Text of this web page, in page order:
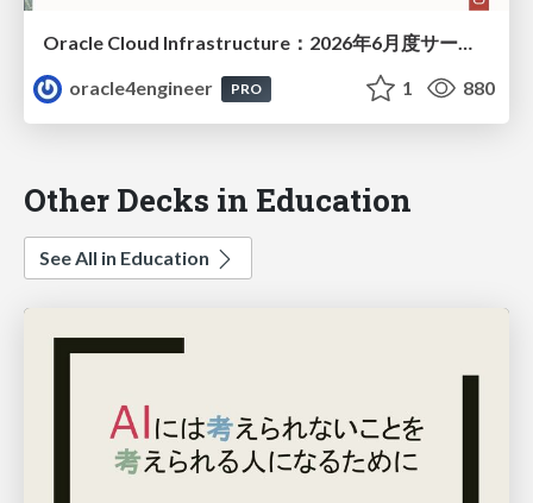
Oracle Cloud Infrastructure：2026年6月度サービス・アップデート
oracle4engineer
PRO 1 880
Other Decks in Education
See All in Education